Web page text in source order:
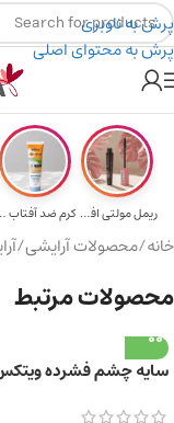
پرش به ناوبری
پرش به محتوای اصلی
هدیه برای خرید های بالای ۵
ریمل مولتی افکت... کرم ضد
خانه/محصولات آرایشی/
محصولات مرتبط
سایه چشم فشرده